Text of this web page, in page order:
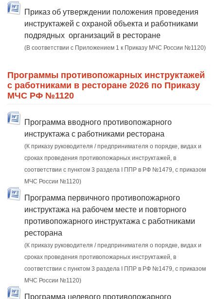
Приказ об утверждении положения проведения
инструктажей с охраной объекта и работниками
подрядных организаций в ресторане
(В соответствии с Приложением 1 к Приказу МЧС России №1120)
Программы противопожарных инструктажей
с работниками в ресторане 2026 по Приказу
МЧС РФ №1120
Программа вводного противопожарного
инструктажа с работниками ресторана
(К приказу руководителя / предпринимателя о порядке, видах и
сроках проведения противопожарных инструктажей, в
соответствии с пунктом 3 раздела I ППР в РФ №1479, с приказом
МЧС России №1120)
Программа первичного противопожарного
инструктажа на рабочем месте и повторного
противопожарного инструктажа с работниками
ресторана
(К приказу руководителя / предпринимателя о порядке, видах и
сроках проведения противопожарных инструктажей, в
соответствии с пунктом 3 раздела I ППР в РФ №1479, с приказом
МЧС России №1120)
Программа целевого противопожарного